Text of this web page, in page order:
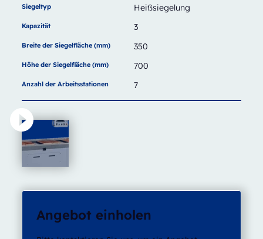
Siegeltyp Heißsiegelung
Kapazität 3
Breite der Siegelfläche (mm) 350
Höhe der Siegelfläche (mm) 700
Anzahl der Arbeitsstationen 7
Angebot einholen